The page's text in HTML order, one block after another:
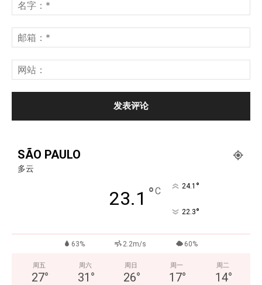
SÃO PAULO
多云
23.1 °C 24.1 °
22.3°
63% 2.2m/s 60%
周五
27°
周六
31 °
周日
26°
周一
17°
周二
14°